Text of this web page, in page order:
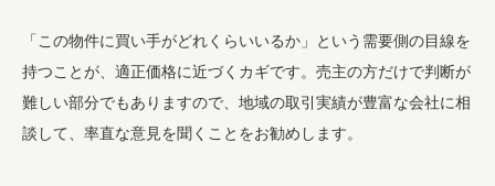
「この物件に買い手がどれくらいいるか」という需要側の目線を
持つことが、適正価格に近づくカギです。売主の方だけで判断が
難しい部分でもありますので、地域の取引実績が豊富な会社に相
談して、率直な意見を聞くことをお勧めします。